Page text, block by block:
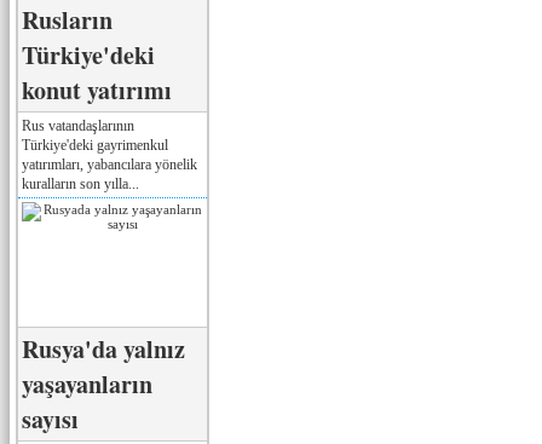
Rusların
Türkiye'deki
konut yatırımı
Rus vatandaşlarının
Türkiye'deki gayrimenkul
yatırımları, yabancılara yönelik
kuralların son yılla...
Rusya'da yalnız
yaşayanların
sayısı